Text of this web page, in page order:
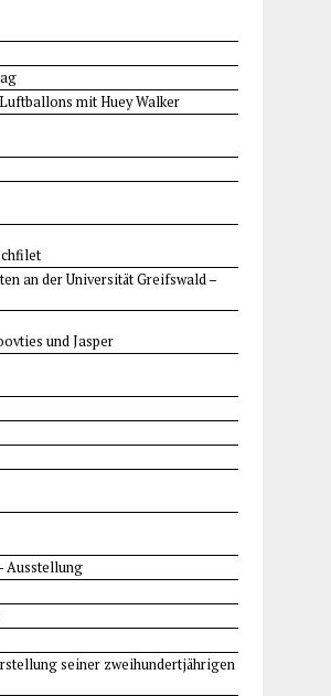
mit Huey Walker
an der Universität Greifswald –
und Jasper
Ausstellung
seiner zweihundertjährigen